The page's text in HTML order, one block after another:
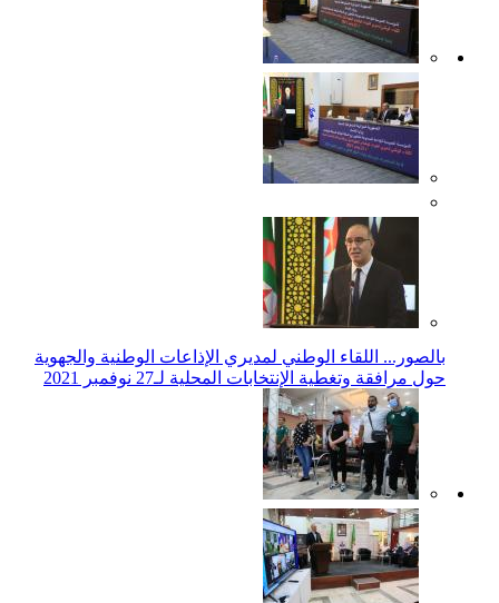
بالصور... اللقاء الوطني لمديري الإذاعات الوطنية والجهوية
حول مرافقة وتغطية الإنتخابات المحلية لـ27 نوفمبر 2021